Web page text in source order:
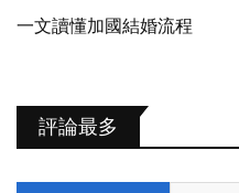
一文讀懂加國結婚流程
評論最多